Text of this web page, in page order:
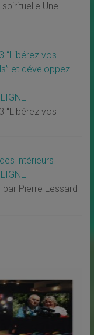
Une
“Libérez vos
et développez
“Libérez vos
intérieurs
Pierre Lessard